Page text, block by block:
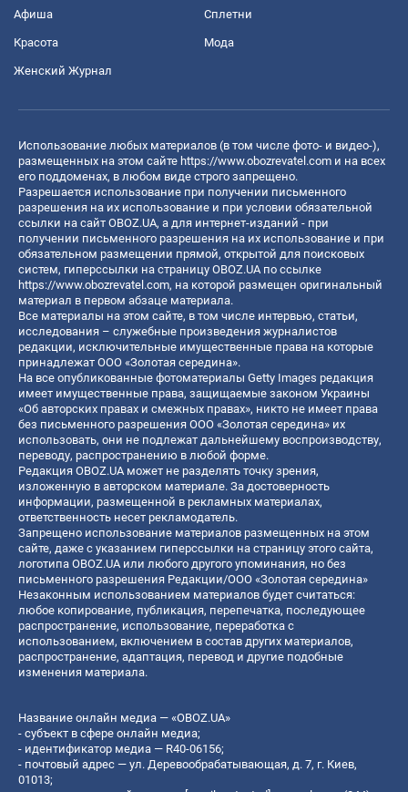
Афиша Сплетни
Красота Мода
Женский Журнал
Использование любых материалов (в том числе фото- и видео-),
размещенных на этом сайте https://www.obozrevatel.com и на всех
его поддоменах, в любом виде строго запрещено.
Разрешается использование при получении письменного
разрешения на их использование и при условии обязательной
ссылки на сайт OBOZ.UA, а для интернет-изданий - при
получении письменного разрешения на их использование и при
обязательном размещении прямой, открытой для поисковых
систем, гиперссылки на страницу OBOZ.UA по ссылке
https://www.obozrevatel.com, на которой размещен оригинальный
материал в первом абзаце материала.
Все материалы на этом сайте, в том числе интервью, статьи,
исследования – служебные произведения журналистов
редакции, исключительные имущественные права на которые
принадлежат ООО «Золотая середина».
На все опубликованные фотоматериалы Getty Images редакция
имеет имущественные права, защищаемые законом Украины
«Об авторских правах и смежных правах», никто не имеет права
без письменного разрешения ООО «Золотая середина» их
использовать, они не подлежат дальнейшему воспроизводству,
переводу, распространению в любой форме.
Редакция OBOZ.UA может не разделять точку зрения,
изложенную в авторском материале. За достоверность
информации, размещенной в рекламных материалах,
ответственность несет рекламодатель.
Запрещено использование материалов размещенных на этом
сайте, даже с указанием гиперссылки на страницу этого сайта,
логотипа OBOZ.UA или любого другого упоминания, но без
письменного разрешения Редакции/ООО «Золотая середина»
Незаконным использованием материалов будет считаться:
любое копирование, публикация, перепечатка, последующее
распространение, использование, переработка с
использованием, включением в состав других материалов,
распространение, адаптация, перевод и другие подобные
изменения материала.
Название онлайн медиа — «OBOZ.UA»
- субъект в сфере онлайн медиа;
- идентификатор медиа — R40-06156;
- почтовый адрес — ул. Деревообрабатывающая, д. 7, г. Киев,
01013;